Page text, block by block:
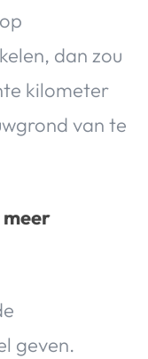
dan zou
kilometer
van te
geven.